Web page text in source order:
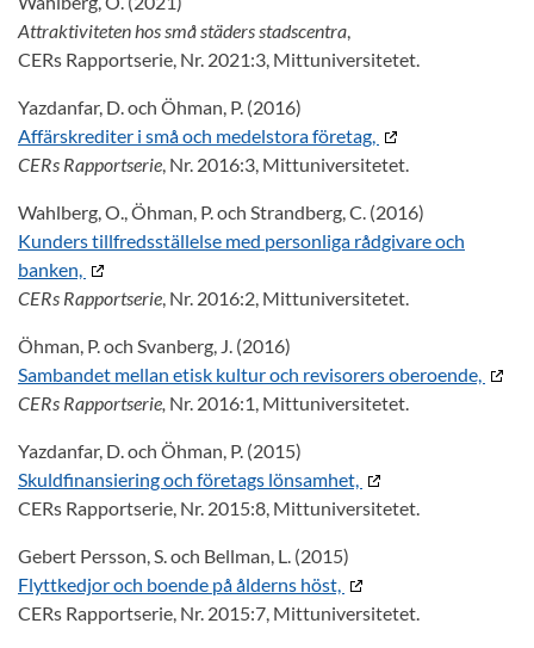
Attraktiviteten hos små städers stadscentra,
CERs Rapportserie, Nr. 2021:3, Mittuniversitetet.
Yazdanfar, D. och Öhman, P. (2016)
Affärskrediter i små och medelstora företag,
CERs Rapportserie, Nr. 2016:3, Mittuniversitetet.
Wahlberg, O., Öhman, P. och Strandberg, C. (2016)
Kunders tillfredsställelse med personliga rådgivare och
banken,
CERs Rapportserie, Nr. 2016:2, Mittuniversitetet.
Öhman, P. och Svanberg, J. (2016)
Sambandet mellan etisk kultur och revisorers oberoende,
CERs Rapportserie, Nr. 2016:1, Mittuniversitetet.
Yazdanfar, D. och Öhman, P. (2015)
Skuldfinansiering och företags lönsamhet,
CERs Rapportserie, Nr. 2015:8, Mittuniversitetet.
Gebert Persson, S. och Bellman, L. (2015)
Flyttkedjor och boende på ålderns höst,
CERs Rapportserie, Nr. 2015:7, Mittuniversitetet.